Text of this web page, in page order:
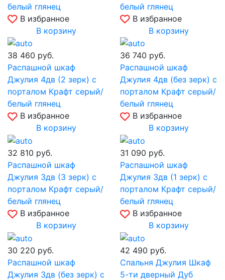
белый глянец
В избранное
В корзину
белый глянец
В избранное
В корзину
38 460 руб.
Распашной шкаф
Джулия 4дв (2 зерк) с
порталом Крафт серый/
белый глянец
В избранное
В корзину
36 740 руб.
Распашной шкаф
Джулия 4дв (без зерк) с
порталом Крафт серый/
белый глянец
В избранное
В корзину
32 810 руб.
Распашной шкаф
Джулия 3дв (3 зерк) с
порталом Крафт серый/
белый глянец
В избранное
В корзину
31 090 руб.
Распашной шкаф
Джулия 3дв (1 зерк) с
порталом Крафт серый/
белый глянец
В избранное
В корзину
30 220 руб.
Распашной шкаф
Джулия 3дв (без зерк) с
42 490 руб.
Спальня Джулия Шкаф
5-ти дверный Дуб